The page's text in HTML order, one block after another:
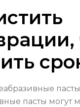
пасты могут